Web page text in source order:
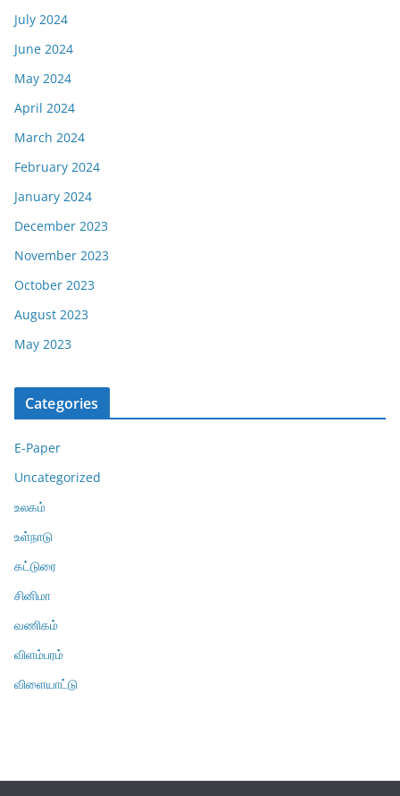
July 2024
June 2024
May 2024
April 2024
March 2024
February 2024
January 2024
December 2023
November 2023
October 2023
August 2023
May 2023
Categories
E-Paper
Uncategorized
உலகம்
உள்நாடு
கட்டுரை
சினிமா
வணிகம்
விளம்பரம்
விளையாட்டு